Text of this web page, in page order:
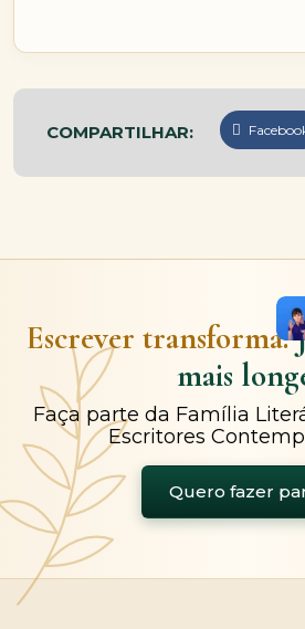
COMPARTILHAR:
Escrever transforma.
mais
Faça parte da Família
Escritores
Quero fazer